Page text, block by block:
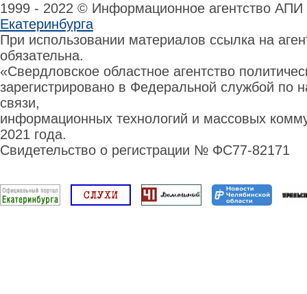
1999 - 2022 © Информационное агентство
Екатеринбурга
При использовании материалов ссылка на
обязательна.
«Свердловское областное агентство
зарегистрировано в Федеральной службой по
связи,
информационных технологий и массовых
2021 года.
Свидетельство о регистрации № ФС77-82171